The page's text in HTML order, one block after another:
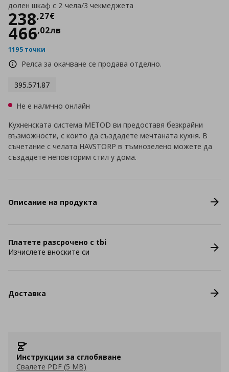
долен шкаф с 2 чела/3 чекмеджета
238,27€
Цена238,27 €
466,02лв
1195 точки
Релса за окачване се продава отделно.
395.571.87
Не е налично онлайн
Кухненската система METOD ви предоставя безкрайни
възможности, с които да създадете мечтаната кухня. В
съчетание с челата HAVSTORP в тъмнозелено можете да
създадете неповторим стил у дома.
Описание на продукта
Платете разсрочено с tbi
Изчислете вноските си
Доставка
Инструкции за сглобяване
Свалете PDF (5 MB)